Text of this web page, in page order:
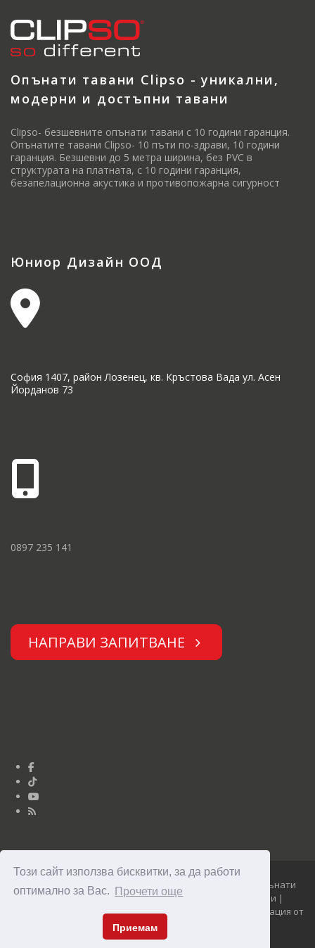
Този сайт използва бисквитки, за да работи
оптимално за Вас.
Прочети още
Приемам
Опънати тавани Clipso - уникални,
модерни и достъпни тавани
Clipso- безшевните опънати тавани с 10 години гаранция.
Опънатите тавани Clipso- 10 пъти по-здрави, 10 години
гаранция. Безшевни до 5 метра ширина, без PVC в
структурата на платната, с 10 години гаранция,
безапелационна акустика и противопожарна сигурност
Юниор Дизайн ООД
София 1407, район Лозенец, кв. Кръстова Вада ул. Асен
Йорданов 73
0897 235 141
НАПРАВИ ЗАПИТВАНЕ
Юниор Дизайн © Опънати тавани Clipso 2010 - 2026 Опънати
тавани Clipso - уникални, модерни и достъпни тавани |
Изработка на сайт, NetService поддръжка и SEO оптимизация от
Максофт